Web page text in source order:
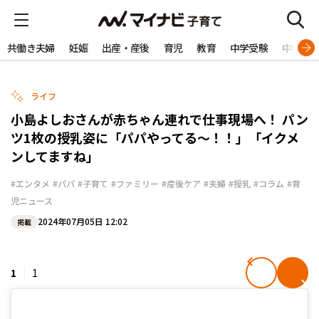
共働き夫婦 妊娠 出産・産後 育児 教育 中学受験 中学生
ライフ
小島よしおさんが赤ちゃん連れで仕事現場へ！ パン
ツ1枚の授乳姿に「パパやってる～！！」「イクメ
ンしてますね」
#エンタメ #パパ #子育て #ファミリー #産後ケア #夫婦 #授乳 #コラム #育
児ニュース
掲載 2024年07月05日 12:02
1 1